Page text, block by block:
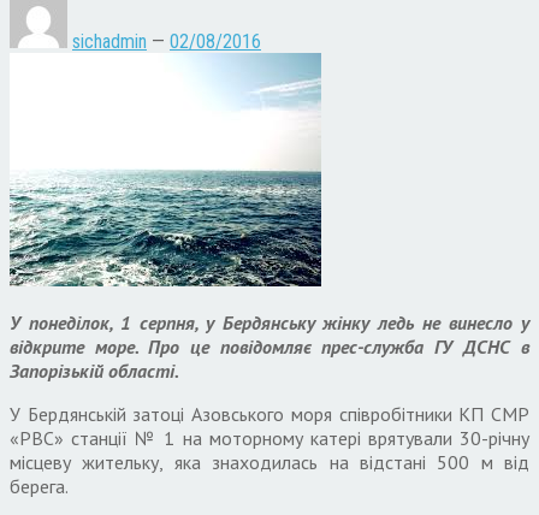
sichadmin — 02/08/2016
У понеділок, 1 серпня, у Бердянську жінку ледь не винесло у
відкрите море. Про це повідомляє прес-служба ГУ ДСНС в
Запорізькій області.
У Бердянській затоці Азовського моря співробітники КП СМР
«РВС» станції № 1 на моторному катері врятували 30-річну
місцеву жительку, яка знаходилась на відстані 500 м від
берега.